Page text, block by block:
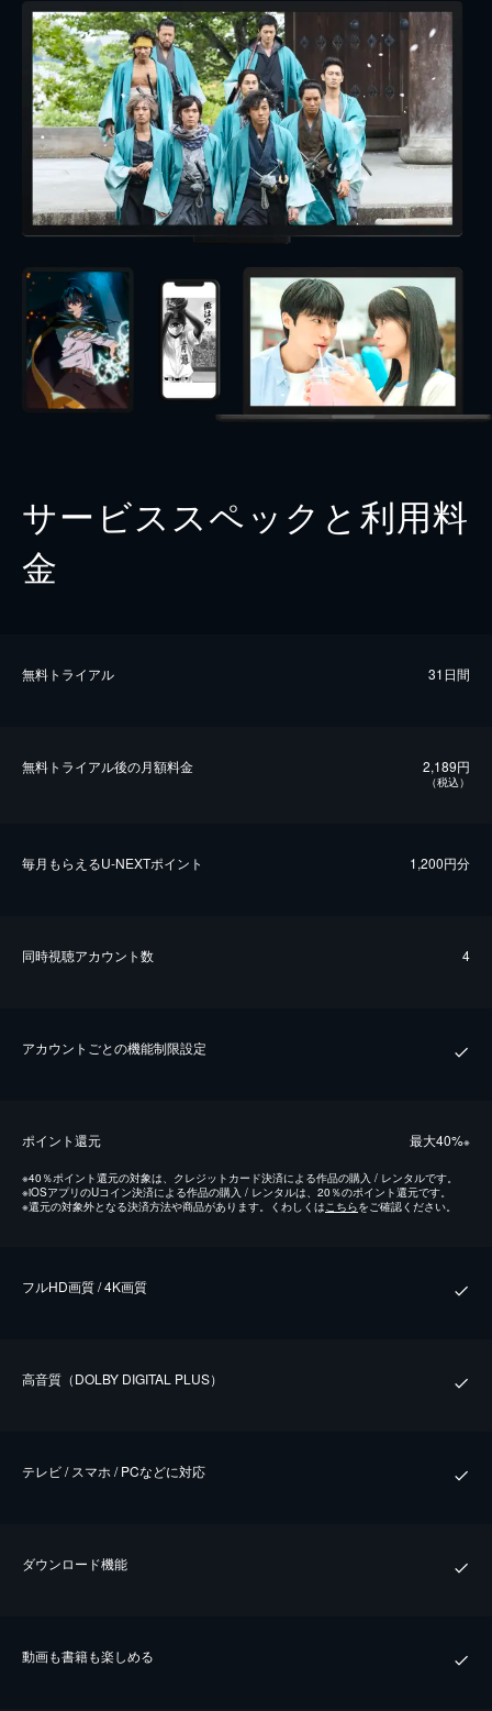
サービススペックと利用料
金
無料トライアル 31日間
無料トライアル後の⽉額料金 2,189円
（税込）
毎⽉もらえるU-NEXTポイント 1,200円分
同時視聴アカウント数 4
アカウントごとの機能制限設定
ポイント還元 最⼤40%※
※40％ポイント還元の対象は、クレジットカード決済による作品の購入 / レンタルです。
※iOSアプリのUコイン決済による作品の購入 / レンタルは、20％のポイント還元です。
※還元の対象外となる決済方法や商品があります。くわしくはこちらをご確認ください。
フルHD画質 / 4K画質
⾼⾳質（DOLBY DIGITAL PLUS）
テレビ / スマホ / PCなどに対応
ダウンロード機能
動画も書籍も楽しめる